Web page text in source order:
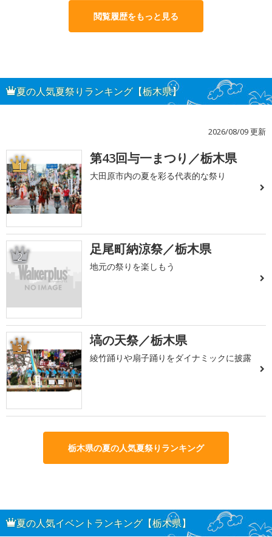
閲覧履歴をもっと見る
夏の人気夏祭りランキング【栃木県】
2026/08/09 更新
1 第43回与一まつり／栃木県
大田原市内の夏を彩る代表的な祭り
2 足尾町納涼祭／栃木県
地元の祭りを楽しもう
3 塙の天祭／栃木県
綾竹踊りや扇子踊りをダイナミックに披露
栃木県の夏の人気夏祭りランキング
夏の人気イベントランキング【栃木県】